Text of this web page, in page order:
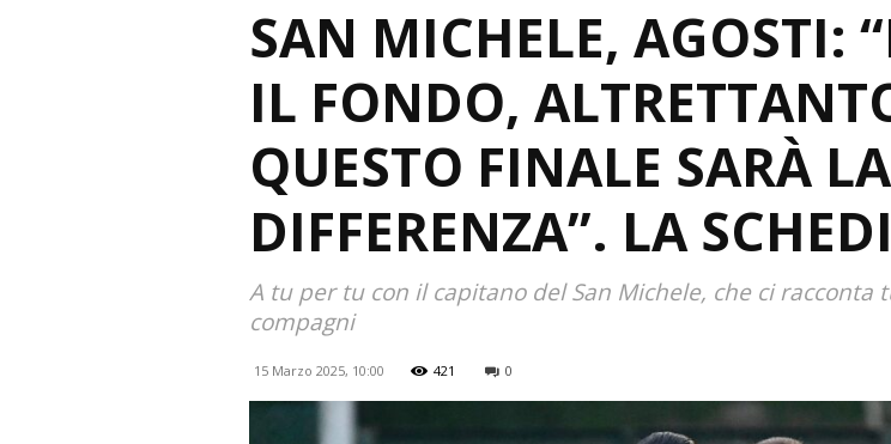
SAN MICHELE, AGOSTI:
IL FONDO,
QUESTO FINALE SARÀ
DIFFERENZA”. LA
A tu per tu con il capitano del San Michele, che ci racconta
compagni
15 Marzo 2025, 10:00 421 0